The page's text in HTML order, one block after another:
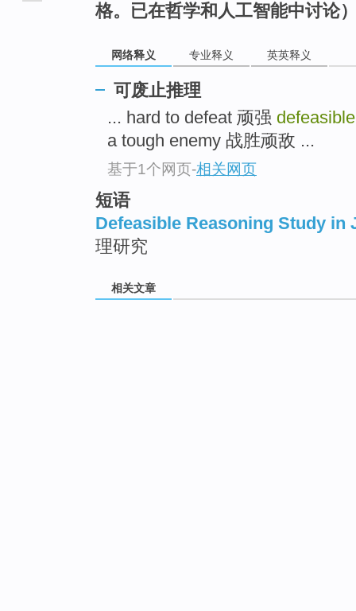
格。已在哲学和人工智能中讨论
网络释义 专业释义 英英释义
可废止推理
... hard to defeat 顽强
a tough enemy 战胜顽敌 ...
基于1个网页-相关网页
短语
Defeasible Reasoning Study in
理研究
相关文章